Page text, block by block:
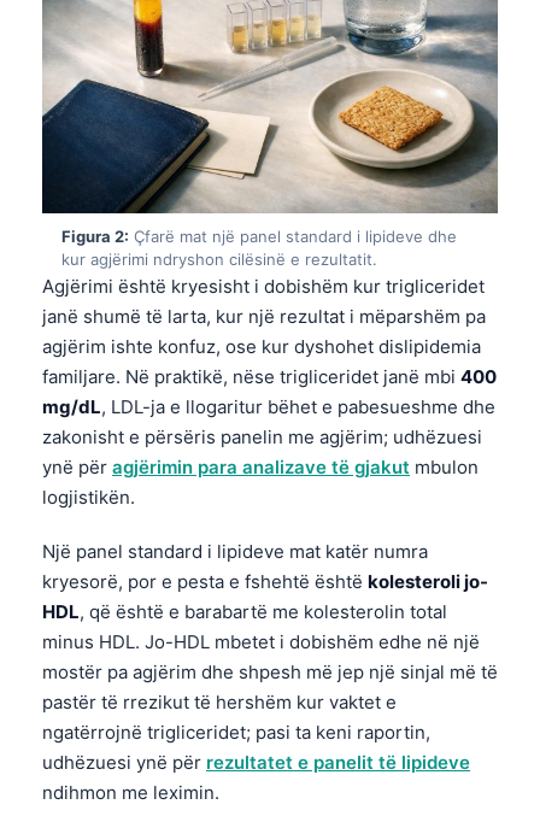
Figura 2: Çfarë mat një panel standard i lipideve dhe
kur agjërimi ndryshon cilësinë e rezultatit.
Agjërimi është kryesisht i dobishëm kur trigliceridet
janë shumë të larta, kur një rezultat i mëparshëm pa
agjërim ishte konfuz, ose kur dyshohet dislipidemia
familjare. Në praktikë, nëse trigliceridet janë mbi 400
mg/dL, LDL-ja e llogaritur bëhet e pabesueshme dhe
zakonisht e përsëris panelin me agjërim; udhëzuesi
ynë për agjërimin para analizave të gjakut mbulon
logjistikën.
Një panel standard i lipideve mat katër numra
kryesorë, por e pesta e fshehtë është kolesteroli jo-
HDL, që është e barabartë me kolesterolin total
minus HDL. Jo-HDL mbetet i dobishëm edhe në një
mostër pa agjërim dhe shpesh më jep një sinjal më të
pastër të rrezikut të hershëm kur vaktet e
ngatërrojnë trigliceridet; pasi ta keni raportin,
udhëzuesi ynë për rezultatet e panelit të lipideve
ndihmon me leximin.